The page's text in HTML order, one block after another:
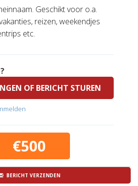
Geschikt voor o.a.
reizen, weekendjes
etc.
OF BERICHT STUREN
€500
BERICHT VERZENDEN